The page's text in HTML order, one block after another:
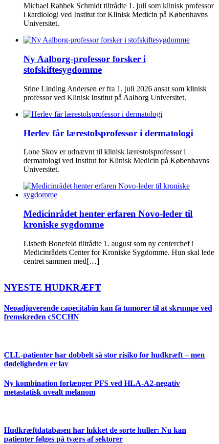
Michael Rahbek Schmidt tiltrådte 1. juli som klinisk professor
i kardiologi ved Institut for Klinisk Medicin på Københavns
Universitet.
Ny Aalborg-professor forsker i
stofskiftesygdomme
Stine Linding Andersen er fra 1. juli 2026 ansat som klinisk
professor ved Klinisk Institut på Aalborg Universitet.
Herlev får lærestolsprofessor i dermatologi
Lone Skov er udnævnt til klinisk lærestolsprofessor i
dermatologi ved Institut for Klinisk Medicin på Københavns
Universitet.
Medicinrådet henter erfaren Novo-leder til
kroniske sygdomme
Lisbeth Bonefeld tiltrådte 1. august som ny centerchef i
Medicinrådets Center for Kroniske Sygdomme. Hun skal lede
centret sammen med[…]
NYESTE HUDKRÆFT
Neoadjuverende capecitabin kan få tumorer til at skrumpe ved
fremskreden cSCCHN
CLL-patienter har dobbelt så stor risiko for hudkræft – men
dødeligheden er lav
Ny kombination forlænger PFS ved HLA-A2-negativ
metastatisk uvealt melanom
Hudkræftdatabasen har lukket de sorte huller: Nu kan
patienter følges på tværs af sektorer